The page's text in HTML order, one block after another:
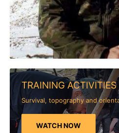
TRAINING ACTIVITIES
Survival, topography and
WATCH NOW